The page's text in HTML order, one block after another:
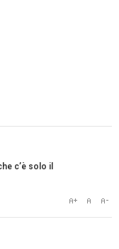
c’è solo il